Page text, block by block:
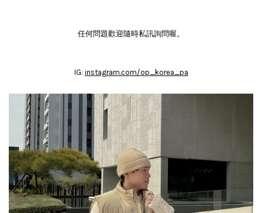
任何問題歡迎隨時私訊詢問喔。
IG: instagram.com/op_korea_pa